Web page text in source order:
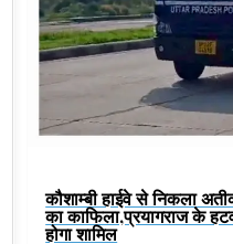
कौशाम्बी हाईवे से निकला
का काफिला,प्रयागराज के
होगा शामिल